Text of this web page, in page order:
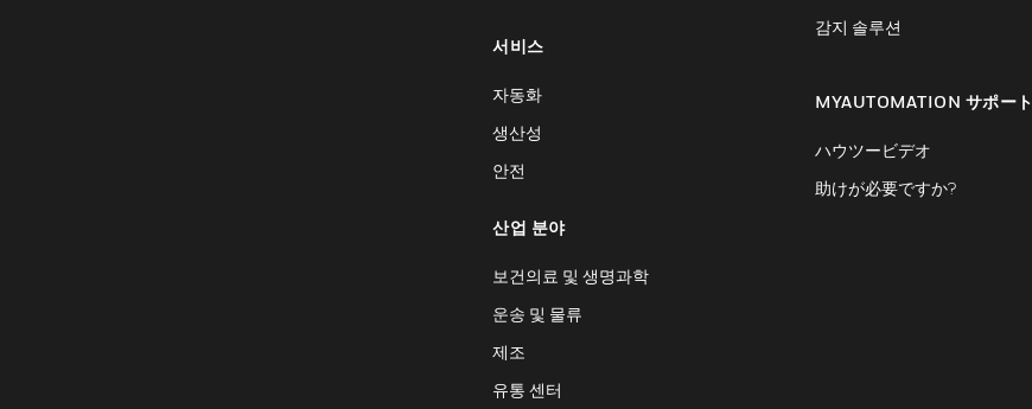
서비스
자동화
생산성
안전
산업 분야
보건의료 및 생명과학
운송 및 물류
제조
유통 센터
감지 솔루션
MYAUTOMATION サポート
ハウツービデオ
助けが必要ですか?